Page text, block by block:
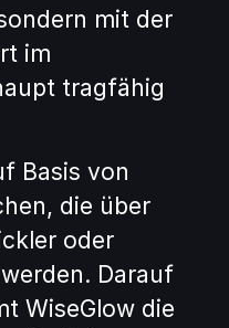
mit der
im
tragfähig
Basis von
die über
oder
Darauf
WiseGlow die